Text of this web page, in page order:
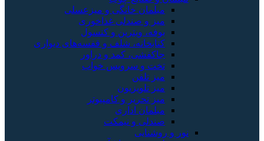
مبلمان خانگی و میزعسلی
میز و صندلی غذاخوری
بوفه، ویترین و کنسول
کتابخانه، شلف و قفسه‌های دیواری
جاکفشی، کمد و دراور
تخت و سرویس خواب
میز تلفن
میز تلویزیون
میز تحریر و کامپیوتر
مبلمان اداری
صندلی و نیمکت
نور و روشنایی